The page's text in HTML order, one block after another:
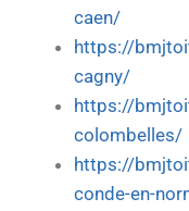
caen/
https://
cagny/
https://
colombelles/
https://
conde-en-